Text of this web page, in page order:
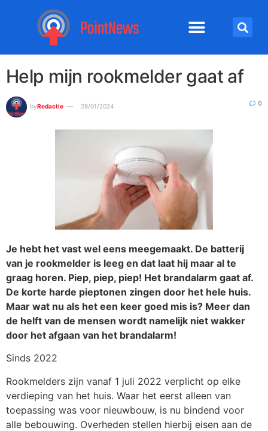
Help mijn rookmelder gaat af
byRedactie 28/01/2024 0
Je hebt het vast wel eens meegemaakt. De batterij
van je rookmelder is leeg en dat laat hij maar al te
graag horen. Piep, piep, piep! Het brandalarm gaat af.
De korte harde pieptonen zingen door het hele huis.
Maar wat nu als het een keer goed mis is? Meer dan
de helft van de mensen wordt namelijk niet wakker
door het afgaan van het brandalarm!
Sinds 2022
Rookmelders zijn vanaf 1 juli 2022 verplicht op elke
verdieping van het huis. Waar het eerst alleen van
toepassing was voor nieuwbouw, is nu bindend voor
alle bebouwing. Overheden stellen hierbij eisen aan de